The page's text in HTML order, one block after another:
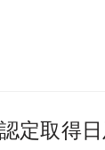
定取得